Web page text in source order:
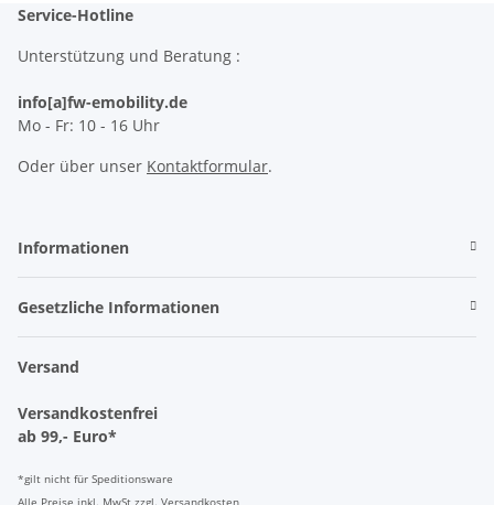
Service-Hotline
Unterstützung und Beratung :
info[a]fw-emobility.de
Mo - Fr: 10 - 16 Uhr
Oder über unser Kontaktformular.
Informationen
Gesetzliche Informationen
Versand
Versandkostenfrei
ab 99,- Euro*
*gilt nicht für Speditionsware
Alle Preise inkl. MwSt zzgl. Versandkosten